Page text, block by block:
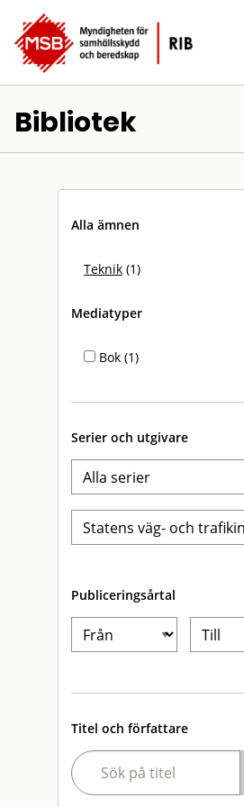
Bibliotek
Alla ämnen
Teknik (1)
Mediatyper
Bok (1)
Serier och utgivare
Publiceringsårtal
Titel och författare